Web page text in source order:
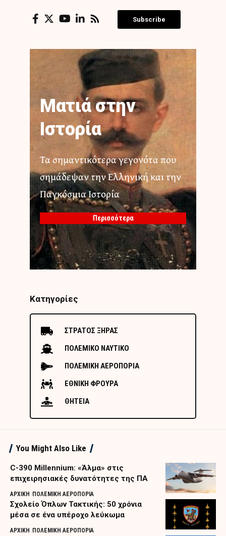
Subscribe
Ματιά στην
Ιστορία
Τα σημαντικότερα γεγονότα που
σημάδεψαν την Ελληνική και την
Παγκόσμια Ιστορία
Περισσότερα
Κατηγορίες
ΣΤΡΑΤΟΣ ΞΗΡΑΣ
ΠΟΛΕΜΙΚΟ ΝΑΥΤΙΚΟ
ΠΟΛΕΜΙΚΗ ΑΕΡΟΠΟΡΙΑ
ΕΘΝΙΚΗ ΦΡΟΥΡΑ
ΘΗΤΕΙΑ
You Might Also Like
C-390 Millennium: «Άλμα» στις
επιχειρησιακές δυνατότητες της ΠΑ
ΑΡΧΙΚΗ ΠΟΛΕΜΙΚΗ ΑΕΡΟΠΟΡΙΑ
Σχολείο Όπλων Τακτικής: 50 χρόνια
μέσα σε ένα υπέροχο λεύκωμα
ΑΡΧΙΚΗ ΠΟΛΕΜΙΚΗ ΑΕΡΟΠΟΡΙΑ